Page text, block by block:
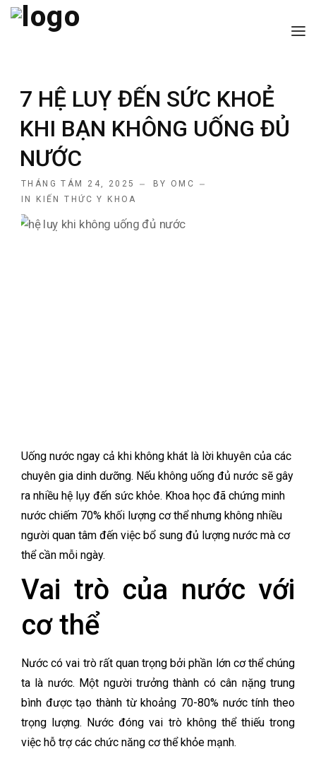
GIỚI THIỆU
CÁC DỊCH VỤ
BÀI VIẾT HAY
LIÊN HỆ
7 HỆ LUỴ ĐẾN SỨC KHOẺ
KHI BẠN KHÔNG UỐNG ĐỦ
NƯỚC
THÁNG TÁM 24, 2025 BY OMC
IN
KIẾN THỨC Y KHOA
Uống nước ngay cả khi không khát là lời khuyên của các
chuyên gia dinh dưỡng. Nếu không uống đủ nước sẽ gây
ra nhiều hệ lụy đến sức khỏe. Khoa học đã chứng minh
nước chiếm 70% khối lượng cơ thể nhưng không nhiều
người quan tâm đến việc bổ sung đủ lượng nước mà cơ
thể cần mỗi ngày.
Vai trò của nước với
cơ thể
Nước có vai trò rất quan trọng bởi phần lớn cơ thể chúng
ta là nước. Một người trưởng thành có cân nặng trung
bình được tạo thành từ khoảng 70-80% nước tính theo
trọng lượng. Nước đóng vai trò không thể thiếu trong
việc hỗ trợ các chức năng cơ thể khỏe mạnh.